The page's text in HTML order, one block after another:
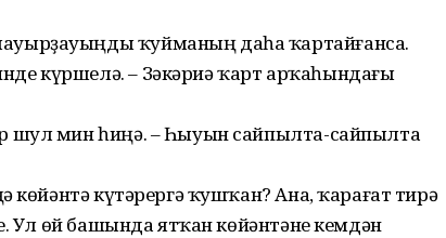
ҡуйманың даһа ҡартайғанса.
күршелә. – Зәкәриә ҡарт арҡаһындағы
шул мин һиңә. – Һыуын сайпылта-сайпылта
күтәрергә ҡушҡан? Ана, ҡарағат тирә
Ул өй башында ятҡан көйәнтәне кемдән